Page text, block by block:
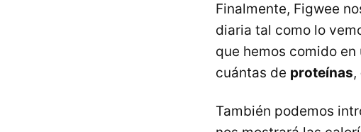
Finalmente, Figwee
diaria tal como lo
que hemos comido
cuántas de proteínas,
También podemos